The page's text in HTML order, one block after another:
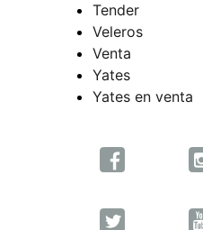
Tender
Veleros
Venta
Yates
Yates en venta